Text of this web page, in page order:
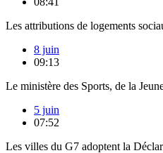
Les attributions de logements
8 juin
09:13
Le ministère des Sports, de la
5 juin
07:52
Les villes du G7 adoptent la